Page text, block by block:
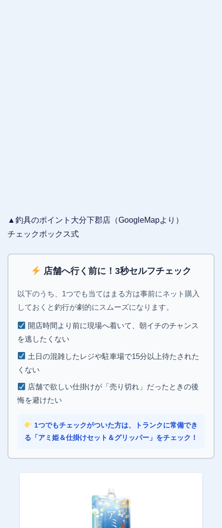
▲釣具のポイント大分下郡店（GoogleMapより）
チェックボックス式
店舗へ行く前に！3秒セルフチェック
以下のうち、1つでも当てはまる方は事前にネット購入
しておくと釣行が劇的にスムーズになります。
開店時間より前に現場へ着いて、朝イチのチャンス
を逃したくない
土日の混雑したレジや駐車場で15分以上待たされた
くない
店舗で欲しい仕掛けが「売り切れ」だったときの後
悔を避けたい
1つでもチェックがついた方は、トランクに常備でき
る「アミ姫＆仕掛けセット＆グリッパー」をチェック！